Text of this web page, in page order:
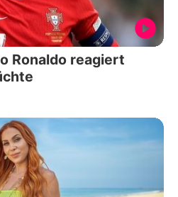
Ronaldo reagiert